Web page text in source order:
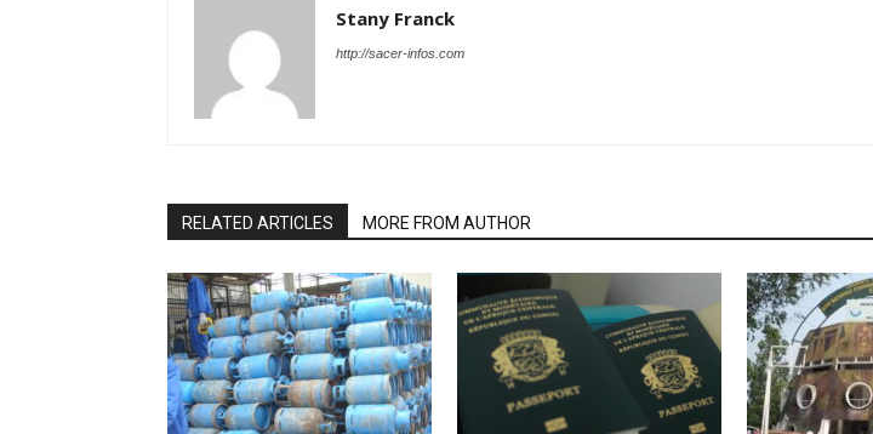
Stany Franck
http://sacer-infos.com
RELATED ARTICLES MORE FROM AUTHOR